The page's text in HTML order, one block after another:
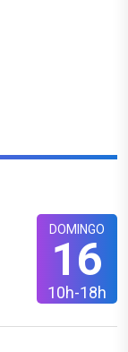
DOMINGO
16
10h-18h